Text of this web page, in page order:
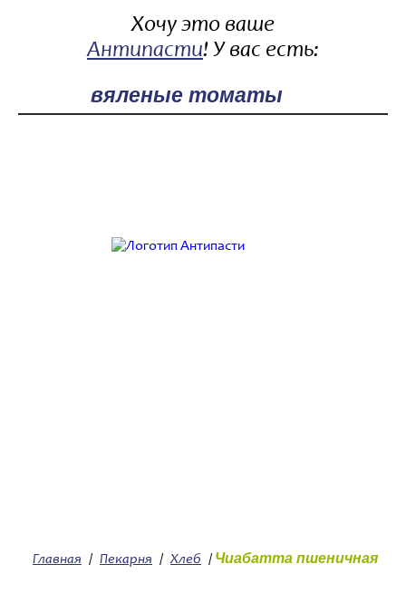
Хочу это ваше
Антипасти! У вас есть:
Поле поиска
Главная / Пекарня / Хлеб / Чиабатта пшеничная